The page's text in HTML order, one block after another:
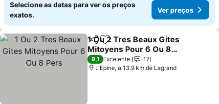
Selecione as datas para ver os preços
exatos.
Ver preços
PartilharAdicionar aos favoritos
1 Ou 2 Tres Beaux Gites
Mitoyens Pour 6 Ou 8
Pers
Ver preços
9,1 Excelente
17
L'Epine, a 13.9 km de Lagrand